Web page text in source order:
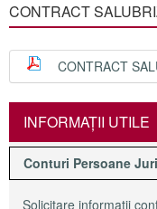
CONTRACT
CONTRACT
INFORMAŢII UTILE
Conturi Persoane
Solicitare informaţii